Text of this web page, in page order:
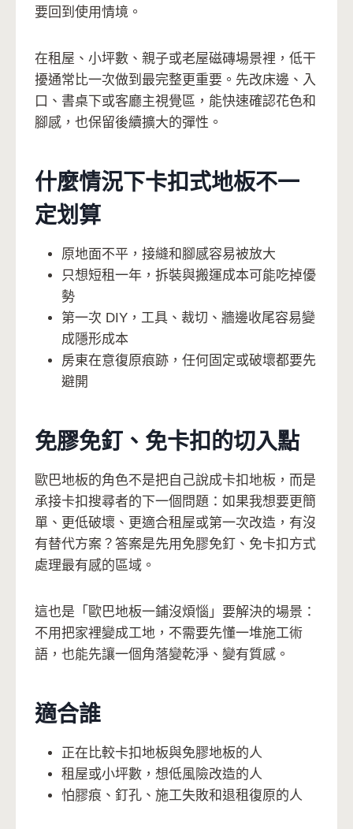
要回到使用情境。
在租屋、小坪數、親子或老屋磁磚場景裡，低干
擾通常比一次做到最完整更重要。先改床邊、入
口、書桌下或客廳主視覺區，能快速確認花色和
腳感，也保留後續擴大的彈性。
什麼情況下卡扣式地板不一
定划算
原地面不平，接縫和腳感容易被放大
只想短租一年，拆裝與搬運成本可能吃掉優
勢
第一次 DIY，工具、裁切、牆邊收尾容易變
成隱形成本
房東在意復原痕跡，任何固定或破壞都要先
避開
免膠免釘、免卡扣的切入點
歐巴地板的角色不是把自己說成卡扣地板，而是
承接卡扣搜尋者的下一個問題：如果我想要更簡
單、更低破壞、更適合租屋或第一次改造，有沒
有替代方案？答案是先用免膠免釘、免卡扣方式
處理最有感的區域。
這也是「歐巴地板一鋪沒煩惱」要解決的場景：
不用把家裡變成工地，不需要先懂一堆施工術
語，也能先讓一個角落變乾淨、變有質感。
適合誰
正在比較卡扣地板與免膠地板的人
租屋或小坪數，想低風險改造的人
怕膠痕、釘孔、施工失敗和退租復原的人